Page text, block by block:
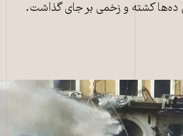
ده‌ها کشته و زخمی بر جای گذاشت.